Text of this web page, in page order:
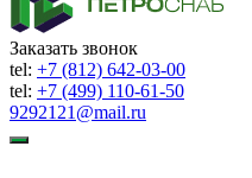
Заказать звонок
tel: +7 (812) 642-03-00
tel: +7 (499) 110-61-50
9292121@mail.ru